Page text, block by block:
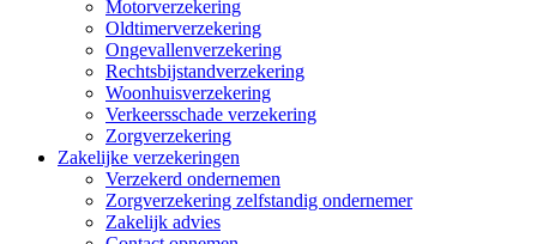
Motorverzekering
Oldtimerverzekering
Ongevallenverzekering
Rechtsbijstandverzekering
Woonhuisverzekering
Verkeersschade verzekering
Zorgverzekering
Zakelijke verzekeringen
Verzekerd ondernemen
Zorgverzekering zelfstandig ondernemer
Zakelijk advies